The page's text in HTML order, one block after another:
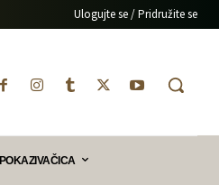
Ulogujte se / Pridružite se
POKAZIVAČICA